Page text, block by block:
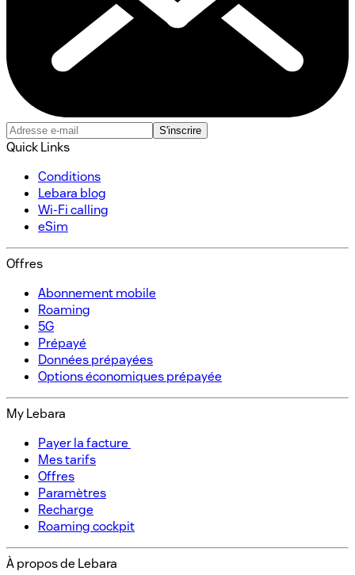
S'inscrire
Quick Links
Conditions
Lebara blog
Wi-Fi calling
eSim
Offres
Abonnement mobile​
Roaming
5G
Prépayé​
Données prépayées​
Options économiques prépayée​
My Lebara
Payer la facture ​
Mes tarifs​
Offres​
Paramètres​
Recharge​
Roaming cockpit
À propos de Lebara​